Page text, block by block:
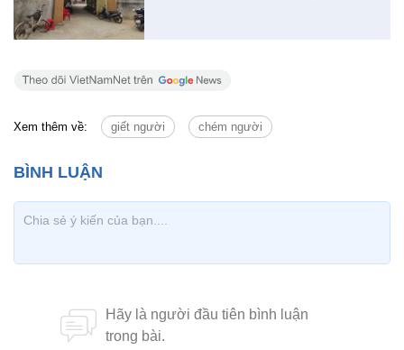
Xem thêm về: giết người chém người